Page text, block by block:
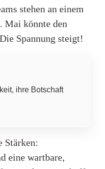
stehen an einem
Mai könnte den
Spannung steigt!
ihre Botschaft
Stärken:
eine wartbare,